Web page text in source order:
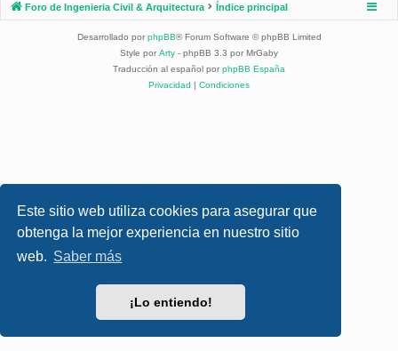
Este sitio web utiliza cookies para asegurar que
obtenga la mejor experiencia en nuestro sitio
web. Saber más
¡Lo entiendo!
Foro de Ingenieria Civil & Arquitectura Índice principal
Desarrollado por phpBB® Forum Software © phpBB Limited
Style por Arty - phpBB 3.3 por MrGaby
Traducción al español por phpBB España
Privacidad | Condiciones